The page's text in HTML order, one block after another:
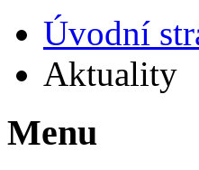
Úvodní
Aktuality
Menu